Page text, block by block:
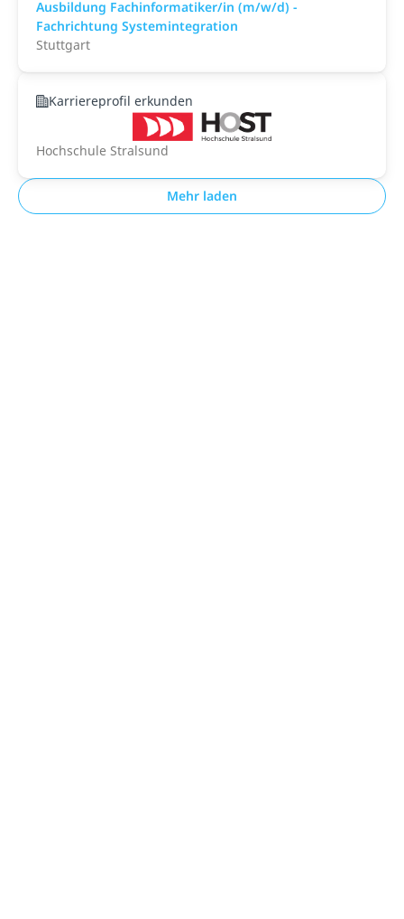
Ausbildung Fachinformatiker/in (m/w/d) -
Fachrichtung Systemintegration
Stuttgart
Karriereprofil erkunden
Hochschule Stralsund
Mehr laden